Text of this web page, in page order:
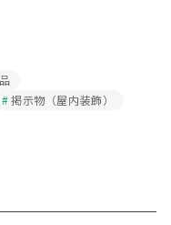
掲示物（屋内装飾）